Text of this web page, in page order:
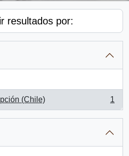
resultados por:
(Chile) 1